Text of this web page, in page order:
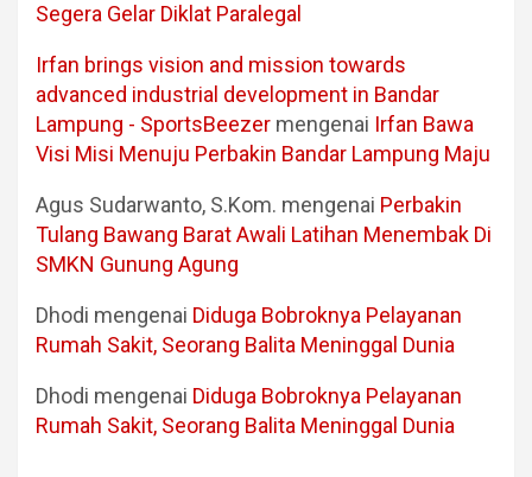
Segera Gelar Diklat Paralegal
Irfan brings vision and mission towards
advanced industrial development in Bandar
Lampung - SportsBeezer mengenai Irfan Bawa
Visi Misi Menuju Perbakin Bandar Lampung Maju
Agus Sudarwanto, S.Kom. mengenai Perbakin
Tulang Bawang Barat Awali Latihan Menembak Di
SMKN Gunung Agung
Dhodi mengenai Diduga Bobroknya Pelayanan
Rumah Sakit, Seorang Balita Meninggal Dunia
Dhodi mengenai Diduga Bobroknya Pelayanan
Rumah Sakit, Seorang Balita Meninggal Dunia